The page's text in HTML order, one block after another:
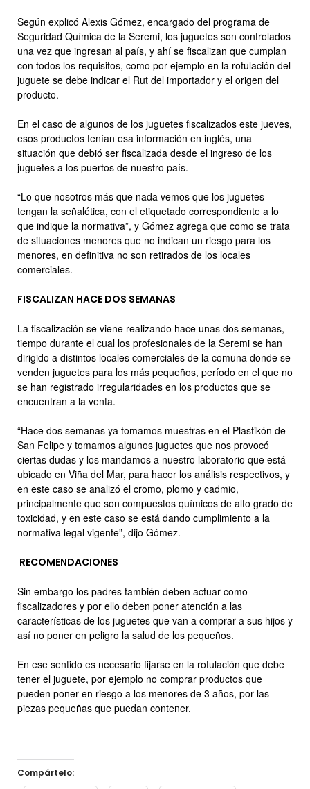
Según explicó Alexis Gómez, encargado del programa de
Seguridad Química de la Seremi, los juguetes son controlados
una vez que ingresan al país, y ahí se fiscalizan que cumplan
con todos los requisitos, como por ejemplo en la rotulación del
juguete se debe indicar el Rut del importador y el origen del
producto.
En el caso de algunos de los juguetes fiscalizados este jueves,
esos productos tenían esa información en inglés, una
situación que debió ser fiscalizada desde el ingreso de los
juguetes a los puertos de nuestro país.
“Lo que nosotros más que nada vemos que los juguetes
tengan la señalética, con el etiquetado correspondiente a lo
que indique la normativa”, y Gómez agrega que como se trata
de situaciones menores que no indican un riesgo para los
menores, en definitiva no son retirados de los locales
comerciales.
FISCALIZAN HACE DOS SEMANAS
La fiscalización se viene realizando hace unas dos semanas,
tiempo durante el cual los profesionales de la Seremi se han
dirigido a distintos locales comerciales de la comuna donde se
venden juguetes para los más pequeños, período en el que no
se han registrado irregularidades en los productos que se
encuentran a la venta.
“Hace dos semanas ya tomamos muestras en el Plastikón de
San Felipe y tomamos algunos juguetes que nos provocó
ciertas dudas y los mandamos a nuestro laboratorio que está
ubicado en Viña del Mar, para hacer los análisis respectivos, y
en este caso se analizó el cromo, plomo y cadmio,
principalmente que son compuestos químicos de alto grado de
toxicidad, y en este caso se está dando cumplimiento a la
normativa legal vigente”, dijo Gómez.
RECOMENDACIONES
Sin embargo los padres también deben actuar como
fiscalizadores y por ello deben poner atención a las
características de los juguetes que van a comprar a sus hijos y
así no poner en peligro la salud de los pequeños.
En ese sentido es necesario fijarse en la rotulación que debe
tener el juguete, por ejemplo no comprar productos que
pueden poner en riesgo a los menores de 3 años, por las
piezas pequeñas que puedan contener.
Compártelo: